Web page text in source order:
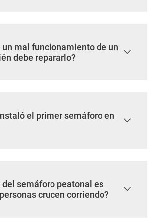
un mal funcionamiento de un
debe repararlo?
el primer semáforo en
del semáforo peatonal es
crucen corriendo?